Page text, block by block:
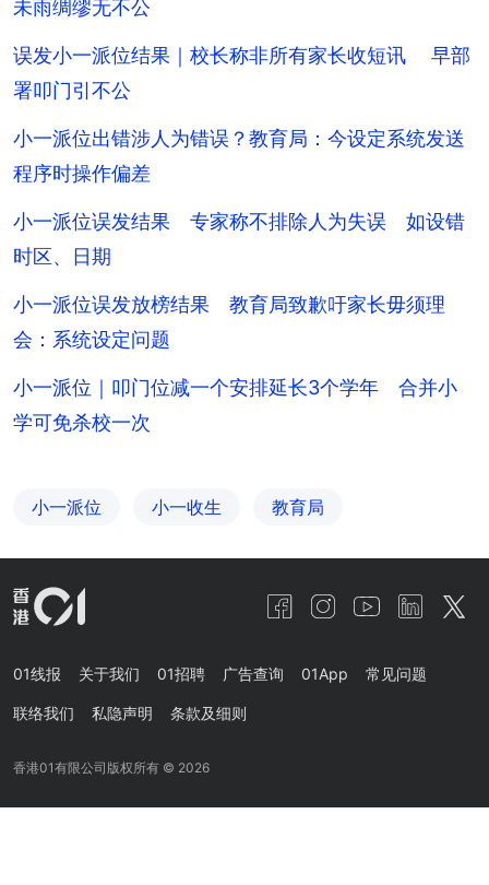
未雨绸缪无不公
误发小一派位结果｜校长称非所有家长收短讯 早部
署叩门引不公
小一派位出错涉人为错误？教育局：今设定系统发送
程序时操作偏差
小一派位误发结果 专家称不排除人为失误 如设错
时区、日期
小一派位误发放榜结果 教育局致歉吁家长毋须理
会：系统设定问题
小一派位｜叩门位减一个安排延长3个学年 合并小
学可免杀校一次
小一派位 小一收生 教育局
01线报 关于我们 01招聘 广告查询 01App 常见问题
联络我们 私隐声明 条款及细则
香港01有限公司版权所有 © 2026